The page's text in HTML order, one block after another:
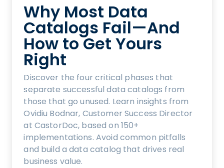
Why Most Data
Catalogs Fail—And
How to Get Yours
Right
Discover the four critical phases that
separate successful data catalogs from
those that go unused. Learn insights from
Ovidiu Bodnar, Customer Success Director
at CastorDoc, based on 150+
implementations. Avoid common pitfalls
and build a data catalog that drives real
business value.